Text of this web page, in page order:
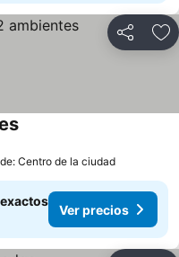
Compartir
Centro de la ciudad
Ver precios